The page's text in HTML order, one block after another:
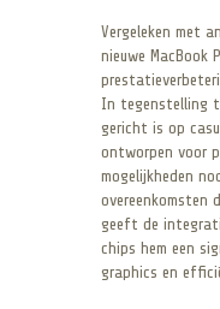
Vergeleken met
nieuwe MacBook
In tegenstelling
gericht is op
ontworpen voor
mogelijkheden
overeenkomsten
geeft de
chips hem een
graphics en